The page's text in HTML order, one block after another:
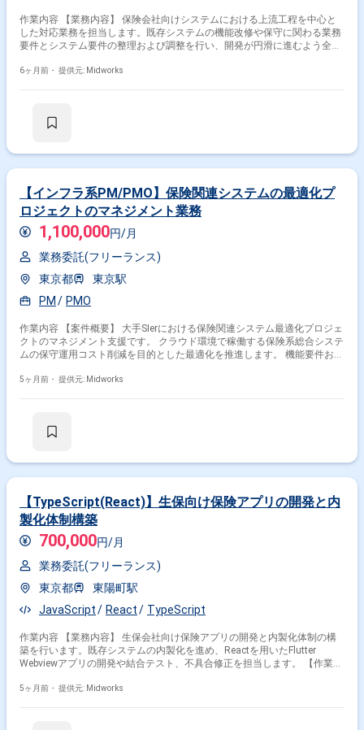
作業内容 【業務内容】 保険会社向けシステムにおける上流工程を中心と
した対応業務を担当します。既存システムの機能改修や保守に関わる業務
要件とシステム要件の整理および調整を行い、開発が円滑に進むよう全体
理を通じて品質向上を図り、受け入れテストに向けたテストケース作成に
内容】 ・業務要件とシステム要件のすり合わせおよび調整 ・システムに
6ヶ月前・ 提供元: Midworks
【インフラ系PM/PMO】保険関連システムの最適化プ
ロジェクトのマネジメント業務
1,100,000円/月
業務委託(フリーランス)
東京都
東京駅
PM
PMO
作業内容 【案件概要】 大手SIerにおける保険関連システム最適化プロジェ
クトのマネジメント支援です。 クラウド環境で稼働する保険系総合システ
ムの保守運用コスト削減を目的とした最適化を推進します。 機能要件およ
分で開発が開始されています。 社員代替として体制整理やスケジュール共
見直しに伴う推進支援 ・更改スケジュール管理および情報共有 ・各開発
5ヶ月前・ 提供元: Midworks
【TypeScript(React)】生保向け保険アプリの開発と内
製化体制構築
700,000円/月
業務委託(フリーランス)
東京都
東陽町駅
JavaScript
React TypeScript
作業内容 【業務内容】 生保会社向け保険アプリの開発と内製化体制の構
築を行います。既存システムの内製化を進め、Reactを用いたFlutter
Webviewアプリの開発や結合テスト、不具合修正を担当します。 【作業内
5ヶ月前・ 提供元: Midworks